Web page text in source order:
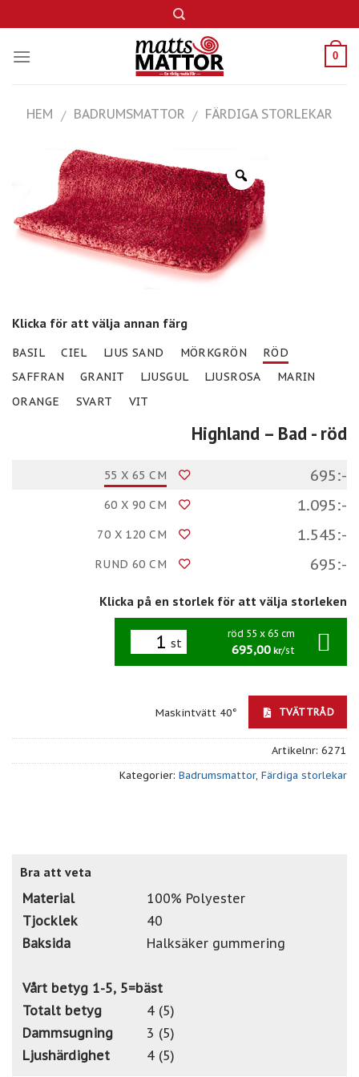
to
content
0
HEM / BADRUMSMATTOR / FÄRDIGA STORLEKAR
Klicka för att välja annan färg
BASIL CIEL LJUS SAND MÖRKGRÖN
RÖD
SAFFRAN
GRANIT LJUSGUL LJUSROSA
MARIN
ORANGE
SVART VIT
Highland – Bad - röd
55 X 65 CM 695:-
60 X 90 CM 1.095:-
70 X 120 CM 1.545:-
RUND 60 CM 695:-
Klicka på en storlek för att välja storleken
st
röd 55 x 65 cm
695,00 kr/st
Maskintvätt 40° TVÄTTRÅD
Artikelnr: 6271
Kategorier: Badrumsmattor, Färdiga storlekar
Bra att veta
Material
100% Polyester
Tjocklek
40
Baksida
Halksäker gummering
Vårt betyg 1-5, 5=bäst
Totalt betyg
4 (5)
Dammsugning
3 (5)
Ljushärdighet
4 (5)